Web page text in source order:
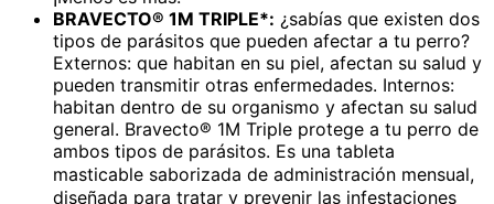
BRAVECTO® 1M TRIPLE*: ¿sabías que existen dos
tipos de parásitos que pueden afectar a tu perro?
Externos: que habitan en su piel, afectan su salud y
pueden transmitir otras enfermedades. Internos:
habitan dentro de su organismo y afectan su salud
general. Bravecto® 1M Triple protege a tu perro de
ambos tipos de parásitos. Es una tableta
masticable saborizada de administración mensual,
diseñada para tratar y prevenir las infestaciones